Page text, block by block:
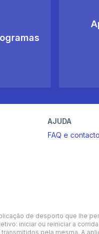
AJUDA
FAQ e contacto
de desporto que lhe
iniciar ou reiniciar a
pela mesma. A